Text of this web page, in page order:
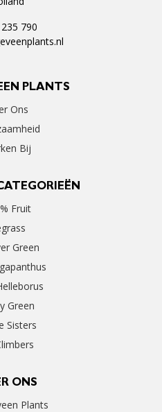
790
PLANTS
Ons
Bij
Fruit
Green
Green
Sisters
ONS
Plants